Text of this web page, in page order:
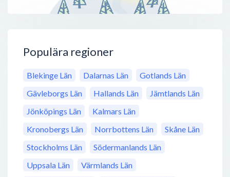
Populära regioner
Blekinge Län Dalarnas Län
Gotlands Län
Gävleborgs Län
Hallands Län
Jämtlands Län
Jönköpings Län
Kalmars Län
Kronobergs Län
Norrbottens Län
Skåne Län
Stockholms Län
Södermanlands Län
Uppsala Län
Värmlands Län